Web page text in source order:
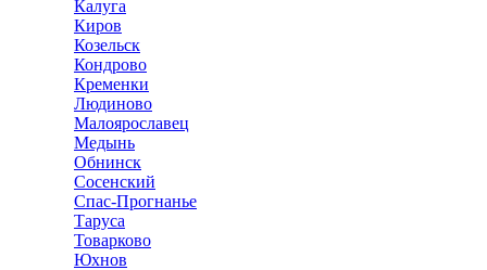
Калуга
Киров
Козельск
Кондрово
Кременки
Людиново
Малоярославец
Медынь
Обнинск
Сосенский
Спас-Прогнанье
Таруса
Товарково
Юхнов